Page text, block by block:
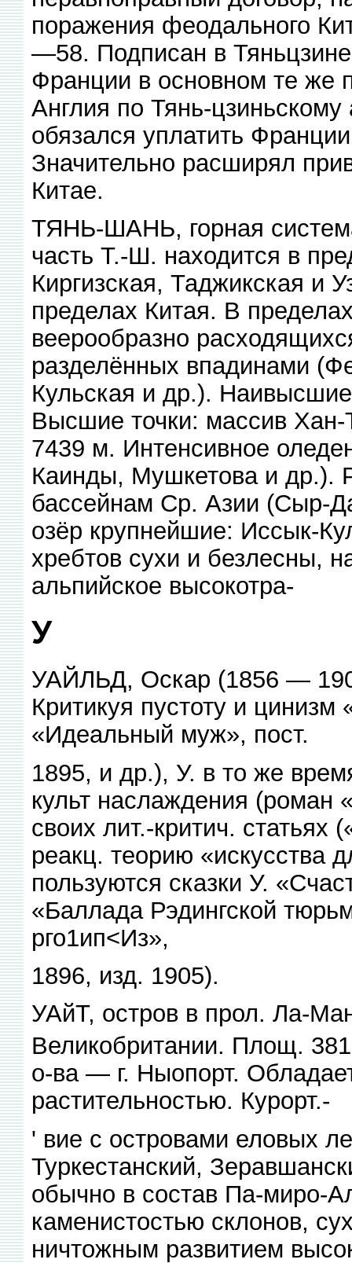
поражения феодального
—58. Подписан в
Франции в основном те же
Англия по Тянь-цзиньскому
обязался уплатить
Значительно расширял
Китае.
ТЯНЬ-ШАНЬ, горная
часть Т.-Ш. находится в
Киргизская, Таджикская и
пределах Китая. В
веерообразно
разделённых впадинами
Кульская и др.).
Высшие точки: массив
7439 м. Интенсивное
Каинды, Мушкетова и др.).
бассейнам Ср. Азии (Сыр-
озёр крупнейшие: Иссык-
хребтов сухи и безлесны,
альпийское высокотра-
У
УАЙЛЬД, Оскар (1856 —
Критикуя пустоту и
«Идеальный муж», пост.
1895, и др.), У. в то же
культ наслаждения (роман
своих лит.-критич.
реакц. теорию «искусства
пользуются сказки У.
«Баллада Рэдингской
рго1ип<Из»,
1896, изд. 1905).
УАйТ, остров в прол. Ла-
Великобритании. Площ.
о-ва — г. Ныопорт.
растительностью. Курорт.-
' вие с островами еловых
Туркестанский,
обычно в состав Па-миро-
каменистостью склонов,
ничтожным развитием